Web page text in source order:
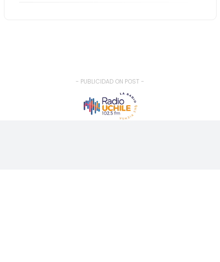
- PUBLICIDAD ON POST -